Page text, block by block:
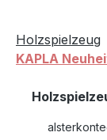
Holzspielzeug
KAPLA